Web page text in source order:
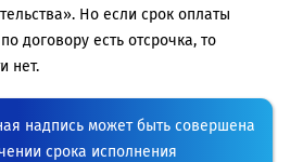
Но если срок оплаты
договору есть отсрочка, то
нет.
надпись может быть совершена
срока исполнения